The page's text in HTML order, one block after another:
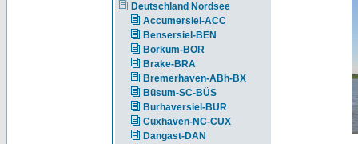
Deutschland Nordsee
Accumersiel-ACC
Bensersiel-BEN
Borkum-BOR
Brake-BRA
Bremerhaven-ABh-BX
Büsum-SC-BÜS
Burhaversiel-BUR
Cuxhaven-NC-CUX
Dangast-DAN